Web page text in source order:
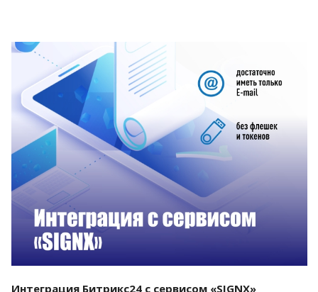
Смотреть проект
Интеграция Битрикс24 с сервисом «SIGNX»